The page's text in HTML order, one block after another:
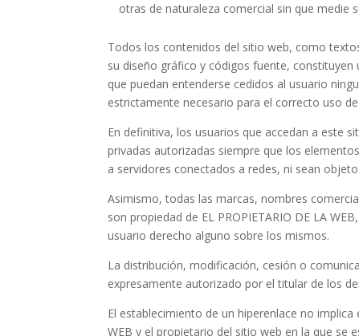
otras de naturaleza comercial sin que medie
Todos los contenidos del sitio web, como
su diseño gráfico y códigos fuente, constituyen
que puedan entenderse cedidos al usuario
estrictamente necesario para el correcto uso
En definitiva, los usuarios que accedan a este
privadas autorizadas siempre que los
a servidores conectados a redes, ni sean
Asimismo, todas las marcas, nombres
son propiedad de EL PROPIETARIO DE LA
usuario derecho alguno sobre los mismos.
La distribución, modificación, cesión o
expresamente autorizado por el titular de los
El establecimiento de un hiperenlace no implica
WEB y el propietario del sitio web en la que se